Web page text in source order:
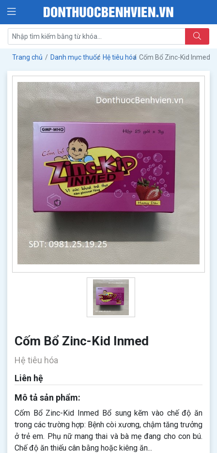
Trang chủ Danh mục thuốc Hệ tiêu hóa Cốm Bổ Zinc-Kid Inmed
Cốm Bổ Zinc-Kid Inmed
Hệ tiêu hóa
Liên hệ
Mô tả sản phẩm:
Cốm Bổ Zinc-Kid Inmed Bổ sung kẽm vào chế độ ăn
trong các trường hợp: Bệnh còi xương, chậm tăng trưởng
ở trẻ em. Phụ nữ mang thai và bà mẹ đang cho con bú.
Chế độ ăn thiếu cân bằng hoặc kiêng ăn...